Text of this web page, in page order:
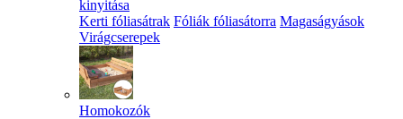
kinyitása
Kerti fóliasátrak Fóliák fóliasátorra Magaságyások
Virágcserepek
Homokozók